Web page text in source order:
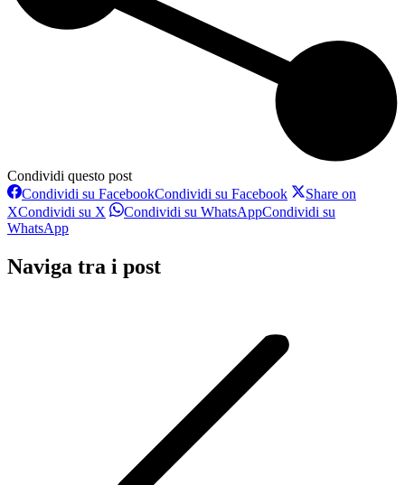
Condividi questo post
Condividi su FacebookCondividi su Facebook
Share on
XCondividi su X Condividi su WhatsAppCondividi su
WhatsApp
Naviga tra i post